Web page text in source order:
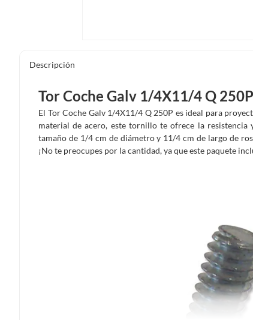
Descripción
Tor Coche Galv 1/4X11/4 Q 250P
El Tor Coche Galv 1/4X11/4 Q 250P es ideal para
material de acero, este tornillo te ofrece la resistencia
tamaño de 1/4 cm de diámetro y 11/4 cm de largo de
¡No te preocupes por la cantidad, ya que este paquete